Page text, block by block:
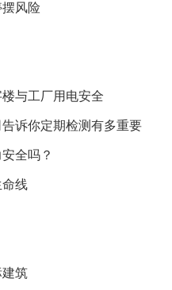
风险
与工厂用电安全
诉你定期检测有多重要
全吗？
线
筑